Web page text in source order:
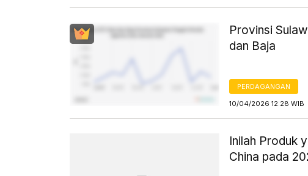
Provinsi
dan Baja
PERDAGANGAN
10/04/2026 12:28 WIB
Inilah Produk
China pada